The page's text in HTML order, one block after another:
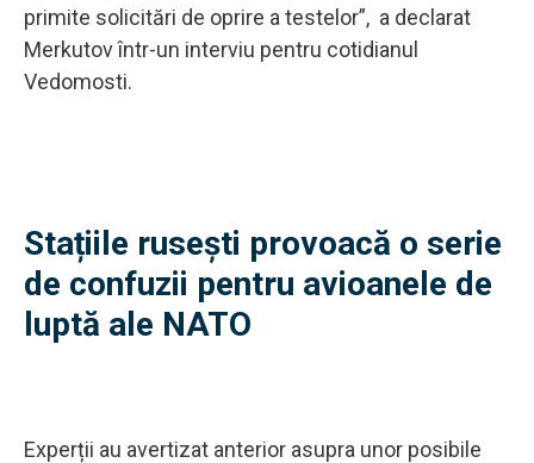
primite solicitări de oprire a testelor”, a declarat
Merkutov într-un interviu pentru cotidianul
Vedomosti.
Stațiile rusești provoacă o serie
de confuzii pentru avioanele de
luptă ale NATO
Experții au avertizat anterior asupra unor posibile